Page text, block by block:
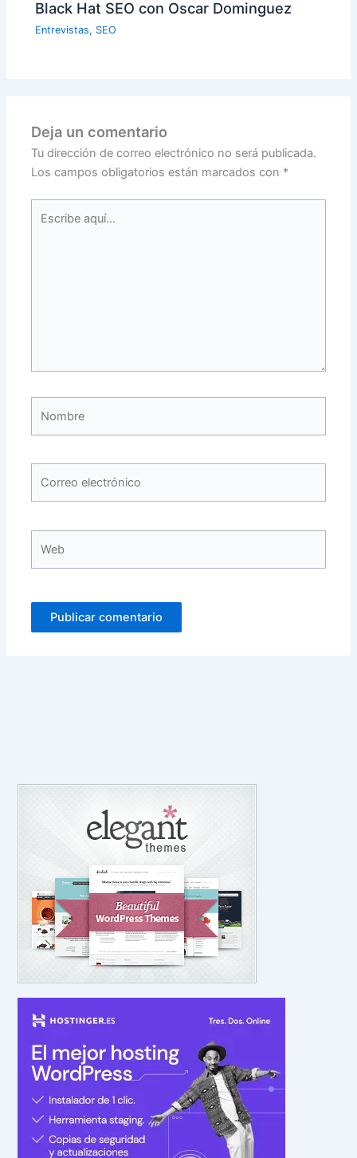
Black Hat SEO con Oscar Dominguez
Entrevistas, SEO
Deja un comentario
Tu dirección de correo electrónico no será publicada.
Los campos obligatorios están marcados con *
aquí...
electrónico